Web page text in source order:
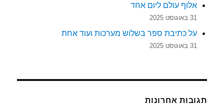
אלוף עולם ליום אחד
31 באוגוסט 2025
על כתיבת ספר בשלוש מערכות ועוד אחת
31 באוגוסט 2025
תגובות אחרונות